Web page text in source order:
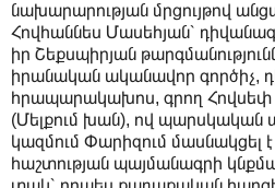
նախարարության մրցույթով
Հովհաննես Մասեհյան՝
իր Շեքսպիրյան
իրանական ականավոր գործիչ,
հրապարակախոս, գրող Հովսեփ
(Մելքում խան), ով պարսկական
կազմում Փարիզում մասնակցել
հաշտության պայմանագրի